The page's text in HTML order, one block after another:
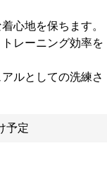
心地を保ちます。
レーニング効率を
ルとしての洗練さ
予定